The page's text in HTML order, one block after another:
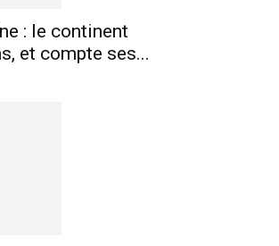
: le continent
et compte ses...